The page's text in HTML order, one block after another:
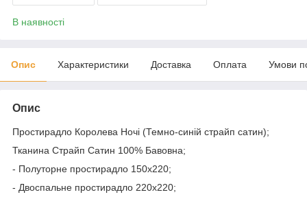
В наявності
Опис Характеристики Доставка Оплата Умови
Опис
Простирадло Королева Ночі (Темно-синій страйп сатин);
Тканина Страйп Сатин 100% Бавовна;
- Полуторне простирадло 150х220;
- Двоспальне простирадло 220х220;